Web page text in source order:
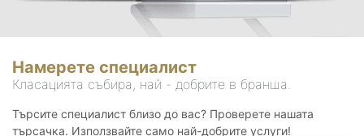
Намерете специалист
Класацията събира, най - добрите в бранша.
Търсите специалист близо до вас? Проверете нашата
търсачка. Използвайте само най-добрите услуги!